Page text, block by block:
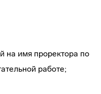
на имя проректора по
работе;